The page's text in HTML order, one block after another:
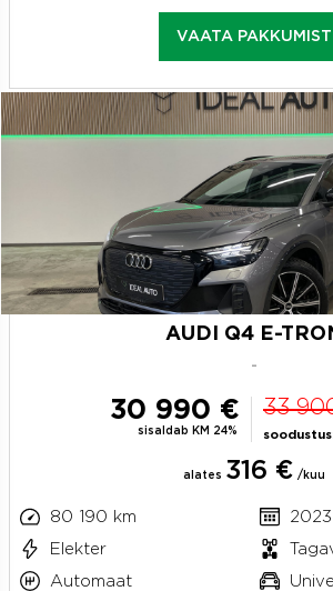
VAATA PAKKUMIST
AUDI Q4 E-
-
30 990 €
sisaldab KM 24%
33
alates 316 € /kuu
80 190 km
2023
Elekter
Automaat